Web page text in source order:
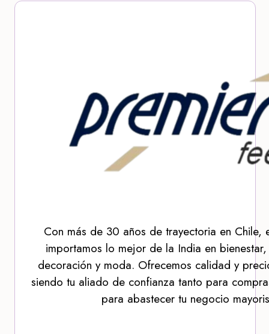
Con más de 30 años de trayectoria en Chile,
importamos lo mejor de la India en
decoración y moda. Ofrecemos calidad y
siendo tu aliado de confianza tanto para
para abastecer tu negocio